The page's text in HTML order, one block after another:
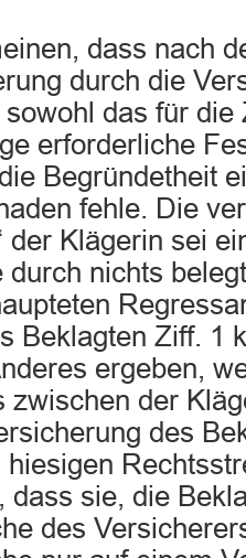
dass nach
durch die
sowohl das für
erforderliche
Begründetheit
fehle. Die
der Klägerin sei
durch nichts
Beklagten Ziff. 1
ergeben,
zwischen der
des
hiesigen
dass sie, die
des